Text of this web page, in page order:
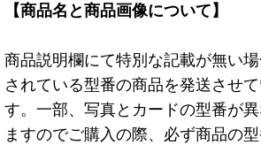
【商品名と商品画像について】
商品説明欄にて特別な記載が無い
されている型番の商品を発送させ
す。一部、写真とカードの型番が
ますのでご購入の際、必ず商品の